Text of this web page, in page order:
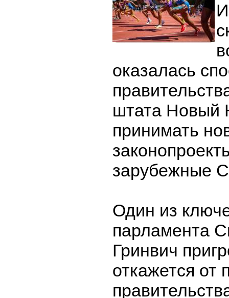
оказалась
штата Новый
принимать
зарубежные
Один из
парламента
Гринвич
откажется от